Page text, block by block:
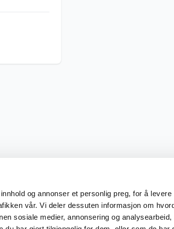
og annonser et personlig preg, for å levere
vår. Vi deler dessuten informasjon om
sosiale medier, annonsering og